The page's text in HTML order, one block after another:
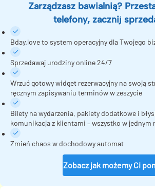
Zarządzasz bawialnią?
telefony, zacznij
Bday.love to system operacyjny dla Twojego
Sprzedawaj urodziny online 24/7
Wrzuć gotowy widget rezerwacyjny na swoją
ręcznym zapisywaniu terminów w zeszycie
Bilety na wydarzenia, pakiety dodatkowe i
komunikacja z klientami – wszystko w jednym
Zmień chaos w dochodowy automat
Zobacz jak możemy Ci